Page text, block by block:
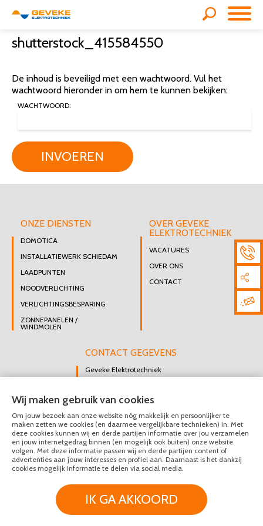
shutterstock_415584550
De inhoud is beveiligd met een wachtwoord. Vul het
wachtwoord hieronder in om hem te kunnen bekijken:
WACHTWOORD:
INVOEREN
ONZE DIENSTEN
DOMOTICA
INSTALLATIEWERK SCHIEDAM
LAADPUNTEN
NOODVERLICHTING
VERLICHTINGSBESPARING
ZONNEPANELEN /
WINDMOLEN
OVER GEVEKE
ELEKTROTECHNIEK
VACATURES
OVER ONS
CONTACT
CONTACT GEGEVENS
Geveke Elektrotechniek
3112 GK Schiedam
DIRECT CONTACT
OPNEMEN
010 426 8447
MAIL ONS
© Geveke Elektrotechniek 2020 - 2026
Algemene Voorwaarden
Wij maken gebruik van cookies
Om jouw bezoek aan onze website nóg makkelijk en persoonlijker te
maken zetten we cookies (en daarmee vergelijkbare technieken) in. Met
deze cookies kunnen wij en derde partijen informatie over jou verzamelen
en jouw internetgedrag binnen (en mogelijk ook buiten) onze website
volgen. Met deze informatie passen wij en derde partijen content of
advertenties aan jouw interesses en profiel aan. Daarnaast is het dankzij
cookies mogelijk informatie te delen via social media.
IK GA AKKOORD